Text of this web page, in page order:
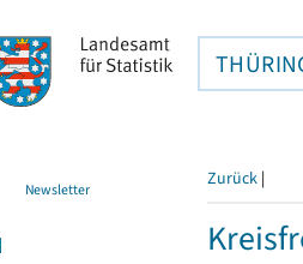
Newsletter Zurück |